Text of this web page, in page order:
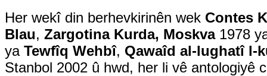
Her wekî din berhevkirinên wek Contes
Blau, Zargotina Kurda, Moskva 1978
ya Tewfîq Wehbî, Qawaîd al-lughatî l-
Stanbol 2002 û hwd, her li vê antologiyê